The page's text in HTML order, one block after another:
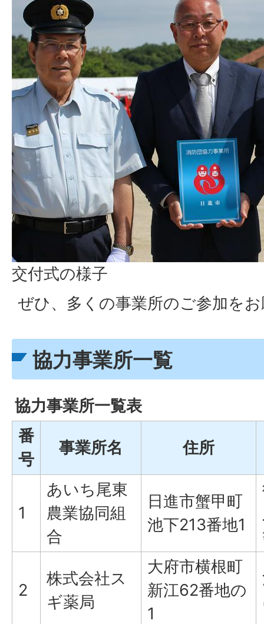
交付式の様子
ぜひ、多くの事業所のご参加を
協力事業所一覧
協力事業所一覧表
番
号
事業所名 住所
1
あいち尾東
農業協同組
合
日進市蟹甲町
池下213番地1
2
株式会社ス
ギ薬局
大府市横根町
新江62番地の
1